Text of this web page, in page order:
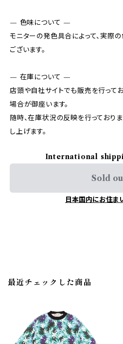
— 色味について —
モニターの発色具合によって、実際
ございます。
— 在庫について —
店頭や自社サイトでも販売を行って
場合が御座います。
随時、在庫状況の反映を行っており
し上げます。
International
Sold
日本国内にお住ま
最近チェックした商品